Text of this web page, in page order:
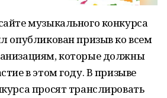
музыкального конкурса
опубликован призыв ко всем
которые должны
в этом году. В призыве
просят транслировать